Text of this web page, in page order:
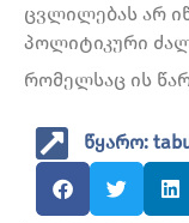
ცვლილებას არ
პოლიტიკური
რომელსაც ის
წყარო: